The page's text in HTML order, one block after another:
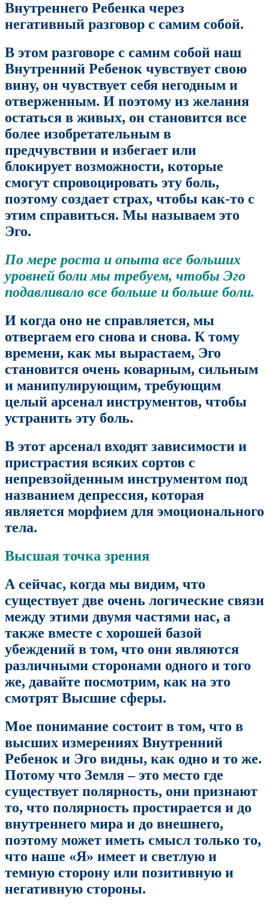
Внутреннего Ребенка через
негативный разговор с самим собой.
В этом разговоре с самим собой наш
Внутренний Ребенок чувствует свою
вину, он чувствует себя негодным и
отверженным. И поэтому из желания
остаться в живых, он становится все
более изобретательным в
предчувствии и избегает или
блокирует возможности, которые
смогут спровоцировать эту боль,
поэтому создает страх, чтобы как-то с
этим справиться. Мы называем это
Эго.
По мере роста и опыта все больших
уровней боли мы требуем, чтобы Эго
подавливало все больше и больше боли.
И когда оно не справляется, мы
отвергаем его снова и снова. К тому
времени, как мы вырастаем, Эго
становится очень коварным, сильным
и манипулирующим, требующим
целый арсенал инструментов, чтобы
устранить эту боль.
В этот арсенал входят зависимости и
пристрастия всяких сортов с
непревзойденным инструментом под
названием депрессия, которая
является морфием для эмоционального
тела.
Высшая точка зрения
А сейчас, когда мы видим, что
существует две очень логические связи
между этими двумя частями нас, а
также вместе с хорошей базой
убеждений в том, что они являются
различными сторонами одного и того
же, давайте посмотрим, как на это
смотрят Высшие сферы.
Мое понимание состоит в том, что в
высших измерениях Внутренний
Ребенок и Эго видны, как одно и то же.
Потому что Земля – это место где
существует полярность, они признают
то, что полярность простирается и до
внутреннего мира и до внешнего,
поэтому может иметь смысл только то,
что наше «Я» имеет и светлую и
темную сторону или позитивную и
негативную стороны.